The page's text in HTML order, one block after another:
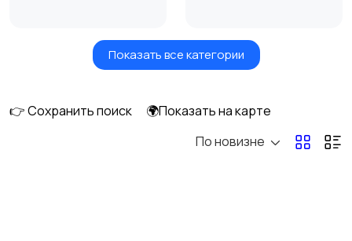
Умные часы и
Стационарные
Запчасти
Показать все категории
👉 Сохранить поиск
🌍Показать на карте
По новизне